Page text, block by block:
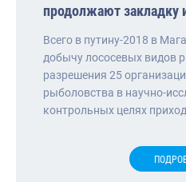
продолжают закладку
Всего в путину-2018 в
добычу лососевых видов
разрешения 25
рыболовства в научно-
контрольных целях